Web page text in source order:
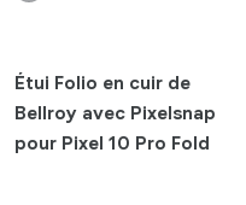
Fitbit Charge 6
Fitbit Inspire 3
Étui Folio en cuir de
Bellroy avec Pixelsnap
pour Pixel 10 Pro Fold